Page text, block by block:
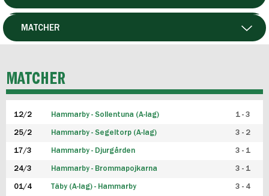
DAM
P19
F19
FUTSAL HERR
FUTSAL DAM
MATCHER
MATCHER
12/2 Hammarby - Sollentuna (A-lag) 1 - 3
25/2 Hammarby - Segeltorp (A-lag) 3 - 2
17/3 Hammarby - Djurgården 3 - 1
24/3 Hammarby - Brommapojkarna 3 - 1
01/4 Täby (A-lag) - Hammarby 3 - 4